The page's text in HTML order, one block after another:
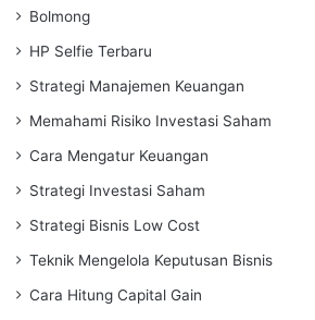
Bolmong
HP Selfie Terbaru
Strategi Manajemen Keuangan
Memahami Risiko Investasi Saham
Cara Mengatur Keuangan
Strategi Investasi Saham
Strategi Bisnis Low Cost
Teknik Mengelola Keputusan Bisnis
Cara Hitung Capital Gain